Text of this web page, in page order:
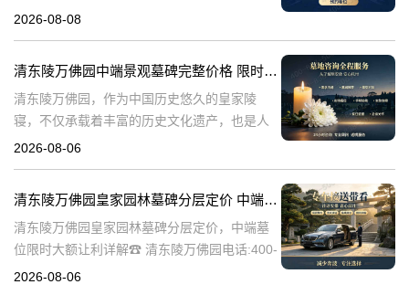
838-5063清东陵万佛园，作为中国历史悠久的
2026-08-08
清东陵万佛园中端景观墓碑完整价格 限时减免多年管理费详解
清东陵万佛园，作为中国历史悠久的皇家陵
寝，不仅承载着丰富的历史文化遗产，也是人
们缅怀先人、寄托哀思的重要场所。近年来，
清
2026-08-06
清东陵万佛园皇家园林墓碑分层定价 中端墓位限时大额让利详解
清东陵万佛园皇家园林墓碑分层定价，中端墓
位限时大额让利详解☎ 清东陵万佛园电话:400-
838-5063清东陵万佛园，作为中国历史上著名
2026-08-06